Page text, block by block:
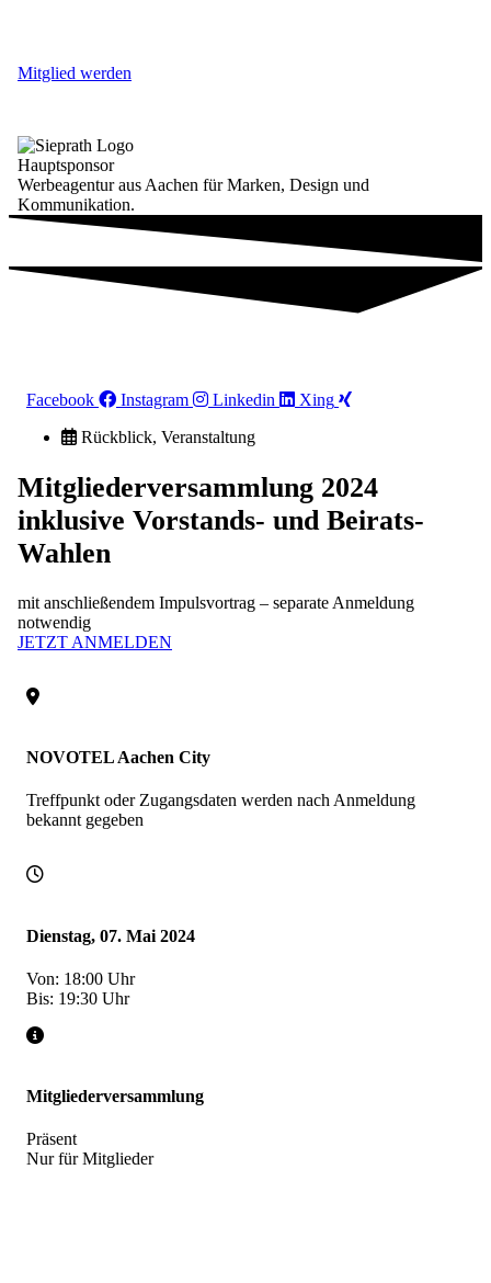
Mitglied werden
Hauptsponsor
Werbeagentur aus Aachen für Marken, Design und
Kommunikation.
Facebook Instagram Linkedin
Xing
Rückblick, Veranstaltung
Mitgliederversammlung 2024
inklusive Vorstands- und Beirats-
Wahlen
mit anschließendem Impulsvortrag – separate Anmeldung
notwendig
JETZT ANMELDEN
NOVOTEL Aachen City
Treffpunkt oder Zugangsdaten werden nach Anmeldung
bekannt gegeben
Dienstag, 07. Mai 2024
Von: 18:00 Uhr
Bis: 19:30 Uhr
Mitgliederversammlung
Präsent
Nur für Mitglieder